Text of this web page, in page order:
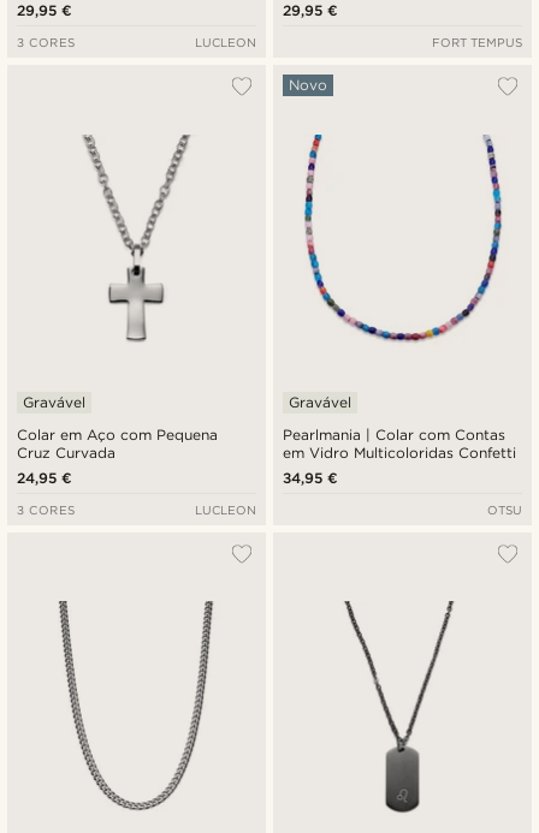
29,95 €
3 CORES LUCLEON
29,95 €
FORT TEMPUS
Colar em Aço com Pequena
Cruz Curvada
Gravável
24,95 €
3 CORES LUCLEON
Pearlmania | Colar com Contas
em Vidro Multicoloridas Confetti
Novo
Gravável
34,95 €
OTSU